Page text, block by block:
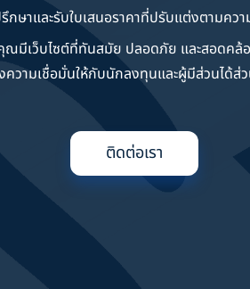
กษาและรับใบเสนอราคาที่ปรับแต่งตามค
ณมีเว็บไซต์ที่ทันสมัย ปลอดภัย และสอดค
ความเชื่อมั่นให้กับนักลงทุนและผู้มีส่วนได้ส่
ติดต่อเรา